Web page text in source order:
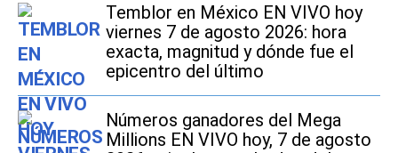
Temblor en México EN VIVO hoy
viernes 7 de agosto 2026: hora
exacta, magnitud y dónde fue el
epicentro del último
Números ganadores del Mega
Millions EN VIVO hoy, 7 de agosto